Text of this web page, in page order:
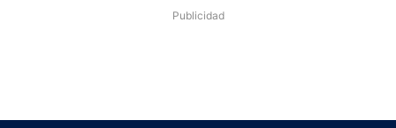
Publicidad